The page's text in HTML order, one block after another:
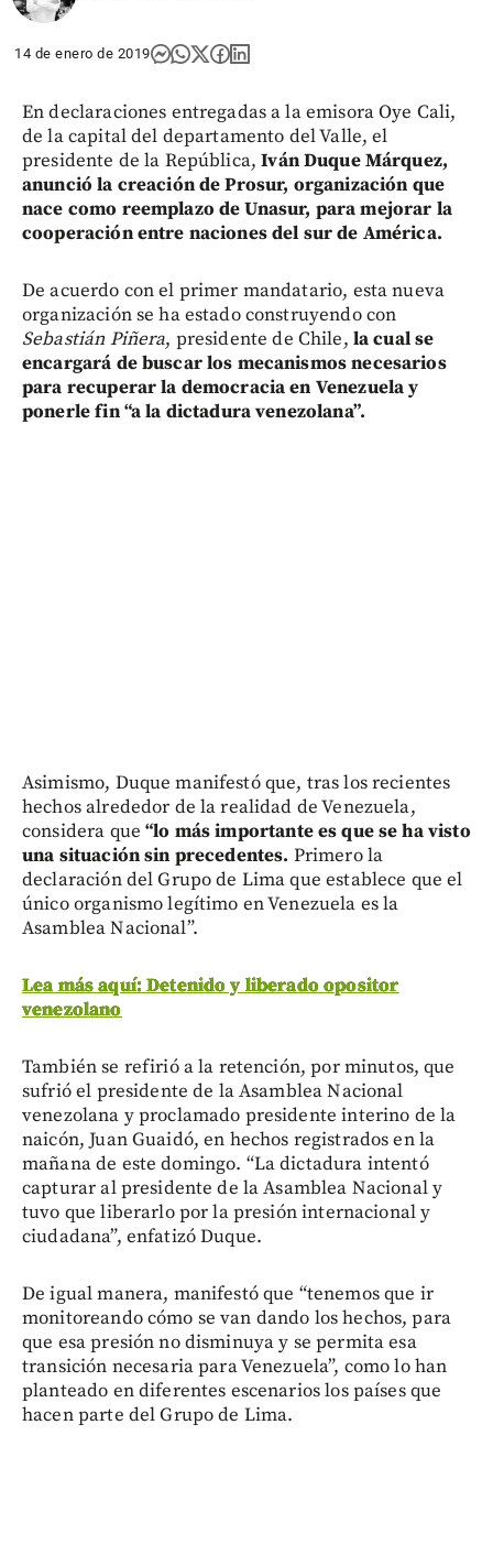
14 de enero de 2019
En declaraciones entregadas a la emisora Oye Cali,
de la capital del departamento del Valle, el
presidente de la República,Iván Duque Márquez,
anunció la creación de Prosur, organización que
nace como reemplazo de Unasur, para mejorar la
cooperación entre naciones del sur de América.
De acuerdo con el primer mandatario, esta nueva
organización se ha estado construyendo con
Sebastián Piñera, presidente de Chile, la cual se
encargará de buscar los mecanismos necesarios
para recuperar la democracia en Venezuela y
ponerle fin “a la dictadura venezolana”.
Asimismo, Duque manifestó que, tras los recientes
hechos alrededor de la realidad de Venezuela,
considera que“lo más importante es que se ha visto
una situación sin precedentes. Primero la
declaración del Grupo de Lima que establece que el
único organismo legítimo en Venezuela es la
Asamblea Nacional”.
Lea más aquí: Detenido y liberado opositor
venezolano
También se refirió a la retención, por minutos, que
sufrió el presidente de la Asamblea Nacional
venezolana y proclamado presidente interino de la
naicón, Juan Guaidó, en hechos registrados en la
mañana de este domingo. “La dictadura intentó
capturar al presidente de la Asamblea Nacional y
tuvo que liberarlo por la presión internacional y
ciudadana”, enfatizó Duque.
De igual manera, manifestó que “tenemos que ir
monitoreando cómo se van dando los hechos, para
que esa presión no disminuya y se permita esa
transición necesaria para Venezuela”, como lo han
planteado en diferentes escenarios los países que
hacen parte del Grupo de Lima.